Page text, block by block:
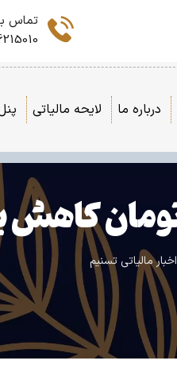
تماس
درباره ما لایحه مالیاتی
اخبار مالیاتی تسنیم